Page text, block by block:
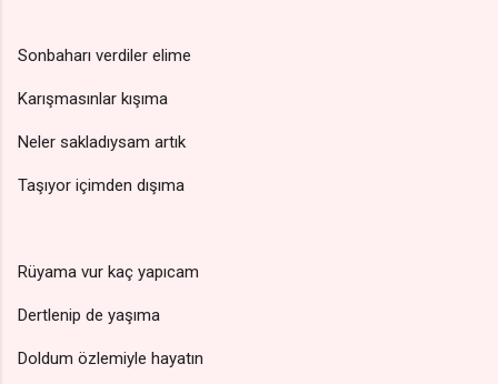
Sonbaharı verdiler elime
Karışmasınlar kışıma
Neler sakladıysam artık
Taşıyor içimden dışıma
Rüyama vur kaç yapıcam
Dertlenip de yaşıma
Doldum özlemiyle hayatın